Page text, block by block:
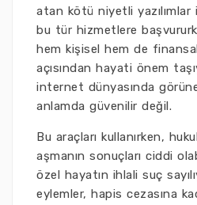
atan kötü niyetli yazılımlar
bu tür hizmetlere
hem kişisel hem de
açısından hayati önem
internet dünyasında
anlamda güvenilir değil.
Bu araçları kullanırken,
aşmanın sonuçları ciddi
özel hayatın ihlali suç
eylemler, hapis cezasına